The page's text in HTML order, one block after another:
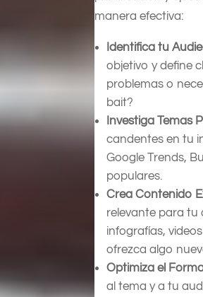
manera efectiva:
Identifica tu
objetivo y define
problemas o
bait?
Investiga Temas
candentes en tu
Google Trends,
populares.
Crea Contenido
relevante para tu
infografías,
ofrezca algo
Optimiza el
al tema y a tu